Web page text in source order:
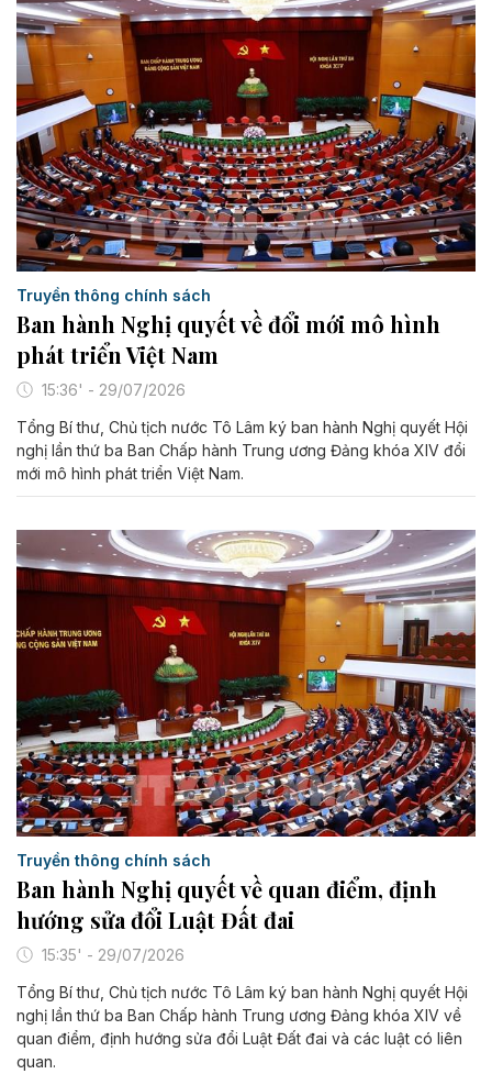
Truyền thông chính sách
Ban hành Nghị quyết về đổi mới mô hình
phát triển Việt Nam
15:36' - 29/07/2026
Tổng Bí thư, Chủ tịch nước Tô Lâm ký ban hành Nghị quyết Hội
nghị lần thứ ba Ban Chấp hành Trung ương Đảng khóa XIV đổi
mới mô hình phát triển Việt Nam.
Truyền thông chính sách
Ban hành Nghị quyết về quan điểm, định
hướng sửa đổi Luật Đất đai
15:35' - 29/07/2026
Tổng Bí thư, Chủ tịch nước Tô Lâm ký ban hành Nghị quyết Hội
nghị lần thứ ba Ban Chấp hành Trung ương Đảng khóa XIV về
quan điểm, định hướng sửa đổi Luật Đất đai và các luật có liên
quan.